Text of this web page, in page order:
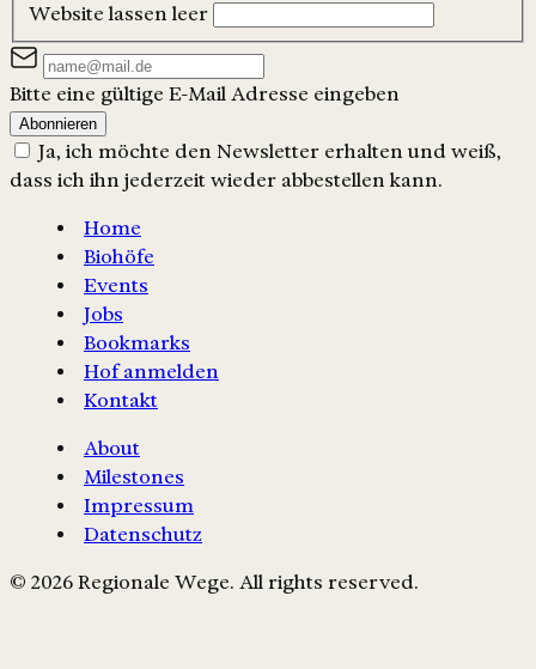
Website lassen leer
Bitte eine gültige E-Mail Adresse eingeben
Abonnieren
Ja, ich möchte den Newsletter erhalten und weiß,
dass ich ihn jederzeit wieder abbestellen kann.
Home
Biohöfe
Events
Jobs
Bookmarks
Hof anmelden
Kontakt
About
Milestones
Impressum
Datenschutz
© 2026 Regionale Wege. All rights reserved.